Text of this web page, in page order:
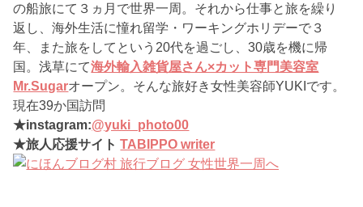
の船旅にて３ヵ月で世界一周。それから仕事と旅を繰り
返し、海外生活に憧れ留学・ワーキングホリデーで３
年、また旅をしてという20代を過ごし、30歳を機に帰
国。浅草にて海外輸入雑貨屋さん×カット専門美容室
Mr.Sugarオープン。そんな旅好き女性美容師YUKIです。
現在39か国訪問
★instagram:@yuki_photo00
★旅人応援サイトTABIPPO writer